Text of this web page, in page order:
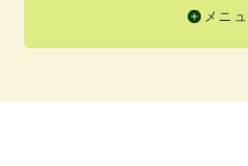
メニ